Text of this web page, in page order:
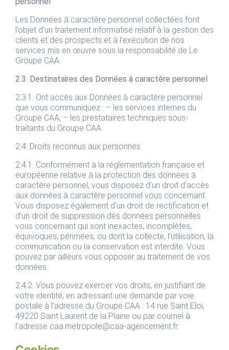
Les Données à caractère personnel collectées font
l’objet d’un traitement informatisé relatif à la gestion des
clients et des prospects et à l’exécution de nos
services mis en œuvre sous la responsabilité de Le
Groupe CAA
2.3. Destinataires des Données à caractère personnel
2.3.1. Ont accès aux Données à caractère personnel
que vous communiquez : – les services internes du
Groupe CAA; – les prestataires techniques sous-
traitants du Groupe CAA.
2.4. Droits reconnus aux personnes
2.4.1. Conformément à la réglementation française et
européenne relative à la protection des données à
caractère personnel, vous disposez d’un droit d’accès
aux données à caractère personnel vous concernant.
Vous disposez également d’un droit de rectification et
d’un droit de suppression des données personnelles
vous concernant qui sont inexactes, incomplètes,
équivoques, périmées, ou dont la collecte, l’utilisation, la
communication ou la conservation est interdite. Vous
pouvez par ailleurs vous opposer au traitement de vos
données.
2.4.2. Vous pouvez exercer vos droits, en justifiant de
votre identité, en adressant une demande par voie
postale à l’adresse du Groupe CAA : 14 rue Saint Eloi,
49220 Saint Laurent de la Plaine ou par courriel à
l’adresse caa.metropole@caa-agencement.fr.